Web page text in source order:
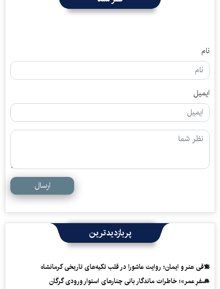
نام
ایمیل
ارسال
پربازدیدترین
تلاقی هنر و ایمان؛ روایت عاشورا در قلب تکیه‌های تاریخی کرمانشاه
«سفرِ عمر»؛ خاطرات ماندگار بانی چنارهای استوار ورودی گرگان